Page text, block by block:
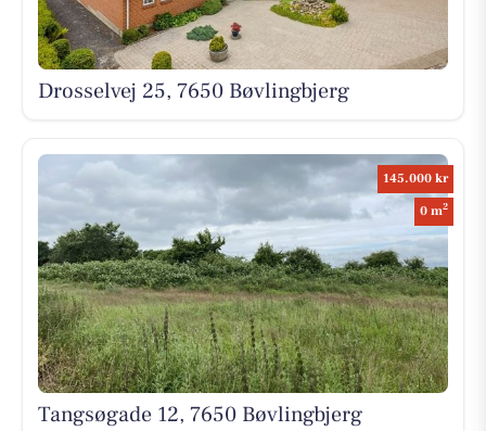
Drosselvej 25, 7650 Bøvlingbjerg
145.000 kr
0 m2
Tangsøgade 12, 7650 Bøvlingbjerg